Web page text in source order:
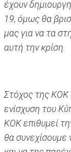
έχουν
19, όμως θα
μας για να τα
αυτή την κρίση.
Στόχος της ΚΟΚ
ενίσχυση του
ΚΟΚ επιθυμεί
θα συνεχίσουμε